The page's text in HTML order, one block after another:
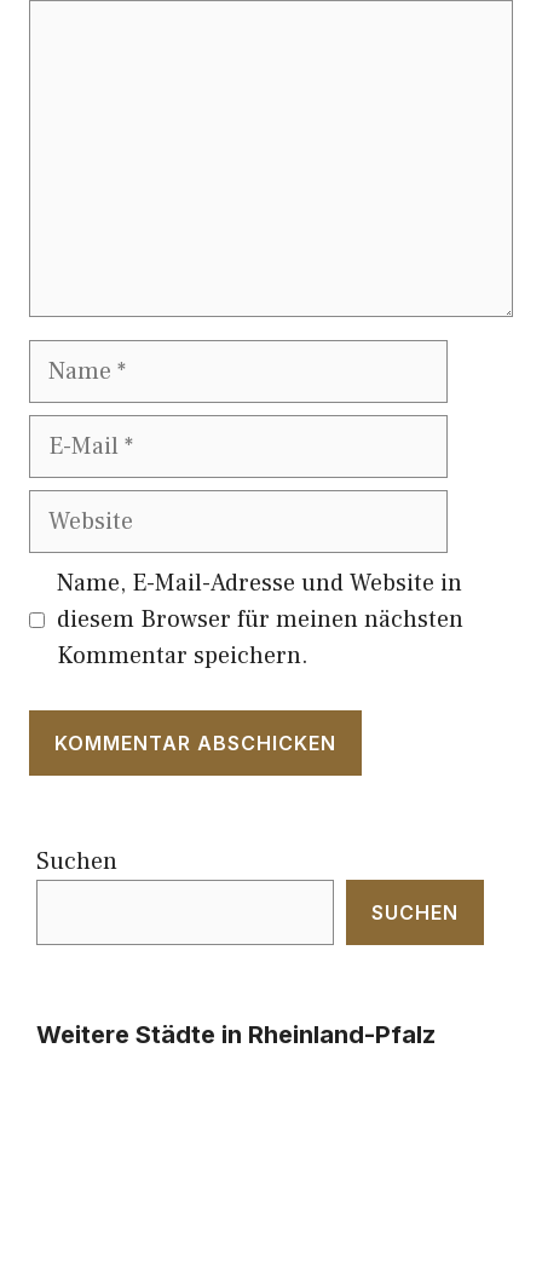
Name
E-
Website
Name, E-Mail-Adresse und Website in
diesem Browser für meinen nächsten
Kommentar speichern.
Suchen
SUCHEN
Weitere Städte in Rheinland-Pfalz